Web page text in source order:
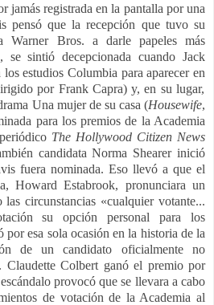
jamás registrada en la pantalla por una
pensó que la recepción que tuvo su
Warner Bros. a darle papeles más
se sintió decepcionada cuando Jack
estudios Columbia para aparecer en
por Frank Capra) y, en su lugar,
Una mujer de su casa (Housewife,
para los premios de la Academia
The Hollywood Citizen News
candidata Norma Shearer inició
fuera nominada. Eso llevó a que el
Howard Estabrook, pronunciara un
circunstancias «cualquier votante...
su opción personal para los
por esa sola ocasión en la historia de la
de un candidato oficialmente no
Claudette Colbert ganó el premio por
provocó que se llevara a cabo
de votación de la Academia al